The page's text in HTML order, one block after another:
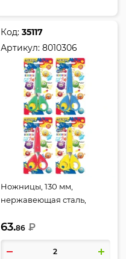
Код:35117
Артикул:8010306
Ножницы, 130 мм,
нержавеющая сталь,
пластиковый футляр,
ассорти 4 вида, Cosmo,
deVENTE, 8010306
63.86 ₽